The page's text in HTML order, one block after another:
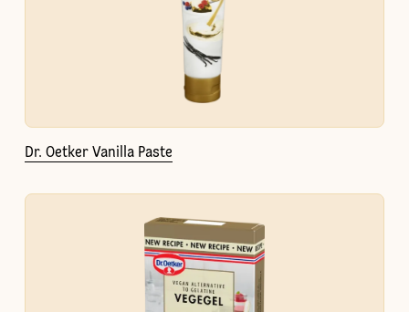
Dr. Oetker Vanilla Paste